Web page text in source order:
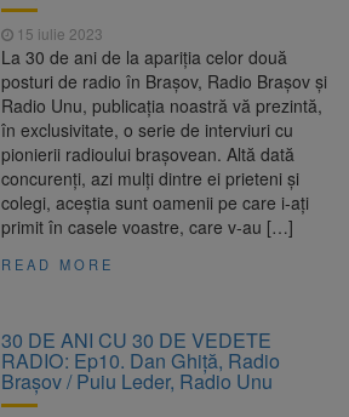
15 iulie 2023
La 30 de ani de la apariția celor două
posturi de radio în Brașov, Radio Brașov și
Radio Unu, publicația noastră vă prezintă,
în exclusivitate, o serie de interviuri cu
pionierii radioului brașovean. Altă dată
concurenți, azi mulți dintre ei prieteni și
colegi, aceștia sunt oamenii pe care i-ați
primit în casele voastre, care v-au […]
READ MORE
30 DE ANI CU 30 DE VEDETE
RADIO: Ep10. Dan Ghiță, Radio
Brașov / Puiu Leder, Radio Unu